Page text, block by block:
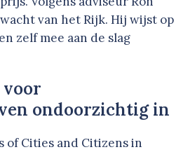
van het Rijk. Hij wijst op
zelf mee aan de slag
voor
ondoorzichtig in
of Cities and Citizens in